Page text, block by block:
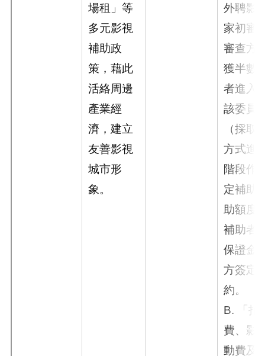
場租」等
多元影視
補助政
策，藉此
活絡周邊
產業經
濟，建立
友善影視
城市形
象。
外聘影
家初審
審查方
獲半數
者進入
該委員
（採取
方式進
階段作
定補助
助額度
補助者
保證金
方簽定
約。
B. 「拍
費、影
動費及